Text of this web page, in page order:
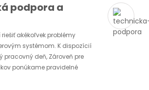
podpora a
akékoľvek problémy
systémom. K dispozícií
pracovný deň, Zároveň pre
ponúkame pravidelné